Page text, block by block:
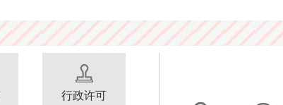
行政许可